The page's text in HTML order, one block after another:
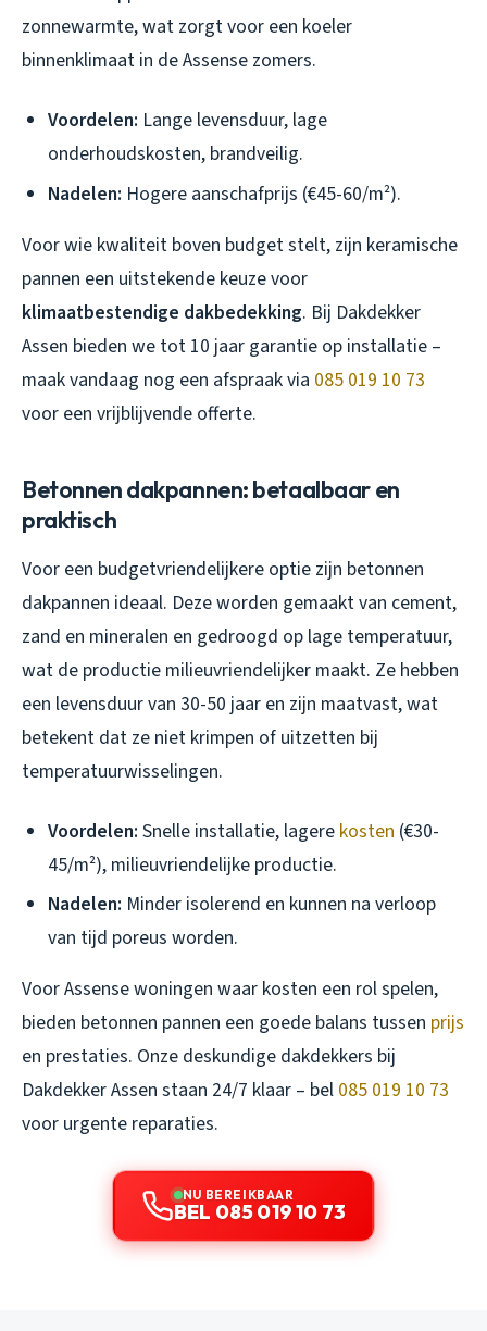
zonnewarmte, wat zorgt voor een koeler
binnenklimaat in de Assense zomers.
Voordelen: Lange levensduur, lage
onderhoudskosten, brandveilig.
Nadelen: Hogere aanschafprijs (€45-60/m²).
Voor wie kwaliteit boven budget stelt, zijn keramische
pannen een uitstekende keuze voor
klimaatbestendige dakbedekking. Bij Dakdekker
Assen bieden we tot 10 jaar garantie op installatie –
maak vandaag nog een afspraak via 085 019 10 73
voor een vrijblijvende offerte.
Betonnen dakpannen: betaalbaar en
praktisch
Voor een budgetvriendelijkere optie zijn betonnen
dakpannen ideaal. Deze worden gemaakt van cement,
zand en mineralen en gedroogd op lage temperatuur,
wat de productie milieuvriendelijker maakt. Ze hebben
een levensduur van 30-50 jaar en zijn maatvast, wat
betekent dat ze niet krimpen of uitzetten bij
temperatuurwisselingen.
Voordelen: Snelle installatie, lagere kosten (€30-
45/m²), milieuvriendelijke productie.
Nadelen: Minder isolerend en kunnen na verloop
van tijd poreus worden.
Voor Assense woningen waar kosten een rol spelen,
bieden betonnen pannen een goede balans tussen prijs
en prestaties. Onze deskundige dakdekkers bij
Dakdekker Assen staan 24/7 klaar – bel 085 019 10 73
voor urgente reparaties.
NU BEREIKBAAR
BEL 085 019 10 73